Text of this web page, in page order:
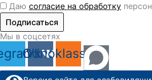
Даю согласие на обработку
Подписаться
Мы в соцсетях
Vk
Odnoklassniki